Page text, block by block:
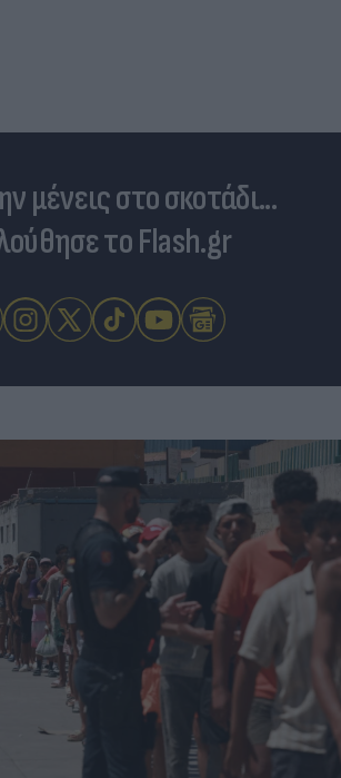
μένεις στο σκοτάδι...
το Flash.gr